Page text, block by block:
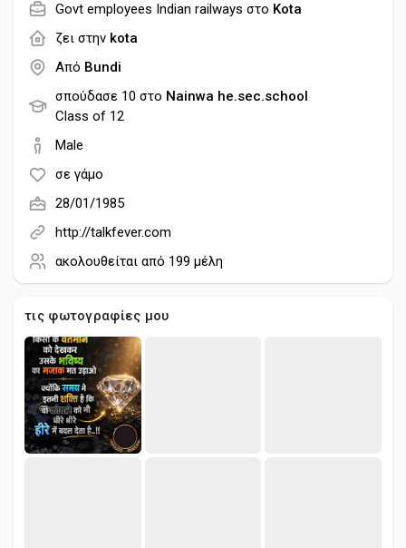
Developers
Creator Commerce
Creator Award
Equity & Investors
Global News
Vdo Junction
Talkfever App
Govt employees Indian railways στο Kota
ζει στην kota
Από Bundi
σπούδασε 10 στο Nainwa he.sec.school
Class of 12
Male
σε γάμο
28/01/1985
http://talkfever.com
ακολουθείται από 199 μέλη
τις φωτογραφίες μου